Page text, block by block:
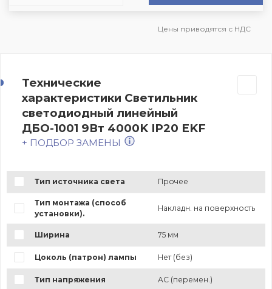
Цены приводятся с НДС
Технические
характеристики Светильник
светодиодный линейный
ДБО-1001 9Вт 4000K IP20 EKF
+ ПОДБОР ЗАМЕНЫ
Тип источника света Прочее
Тип монтажа (способ
установки).
Накладн. на поверхность
Ширина 75 мм
Цоколь (патрон) лампы Нет (без)
Тип напряжения AC (перемен.)